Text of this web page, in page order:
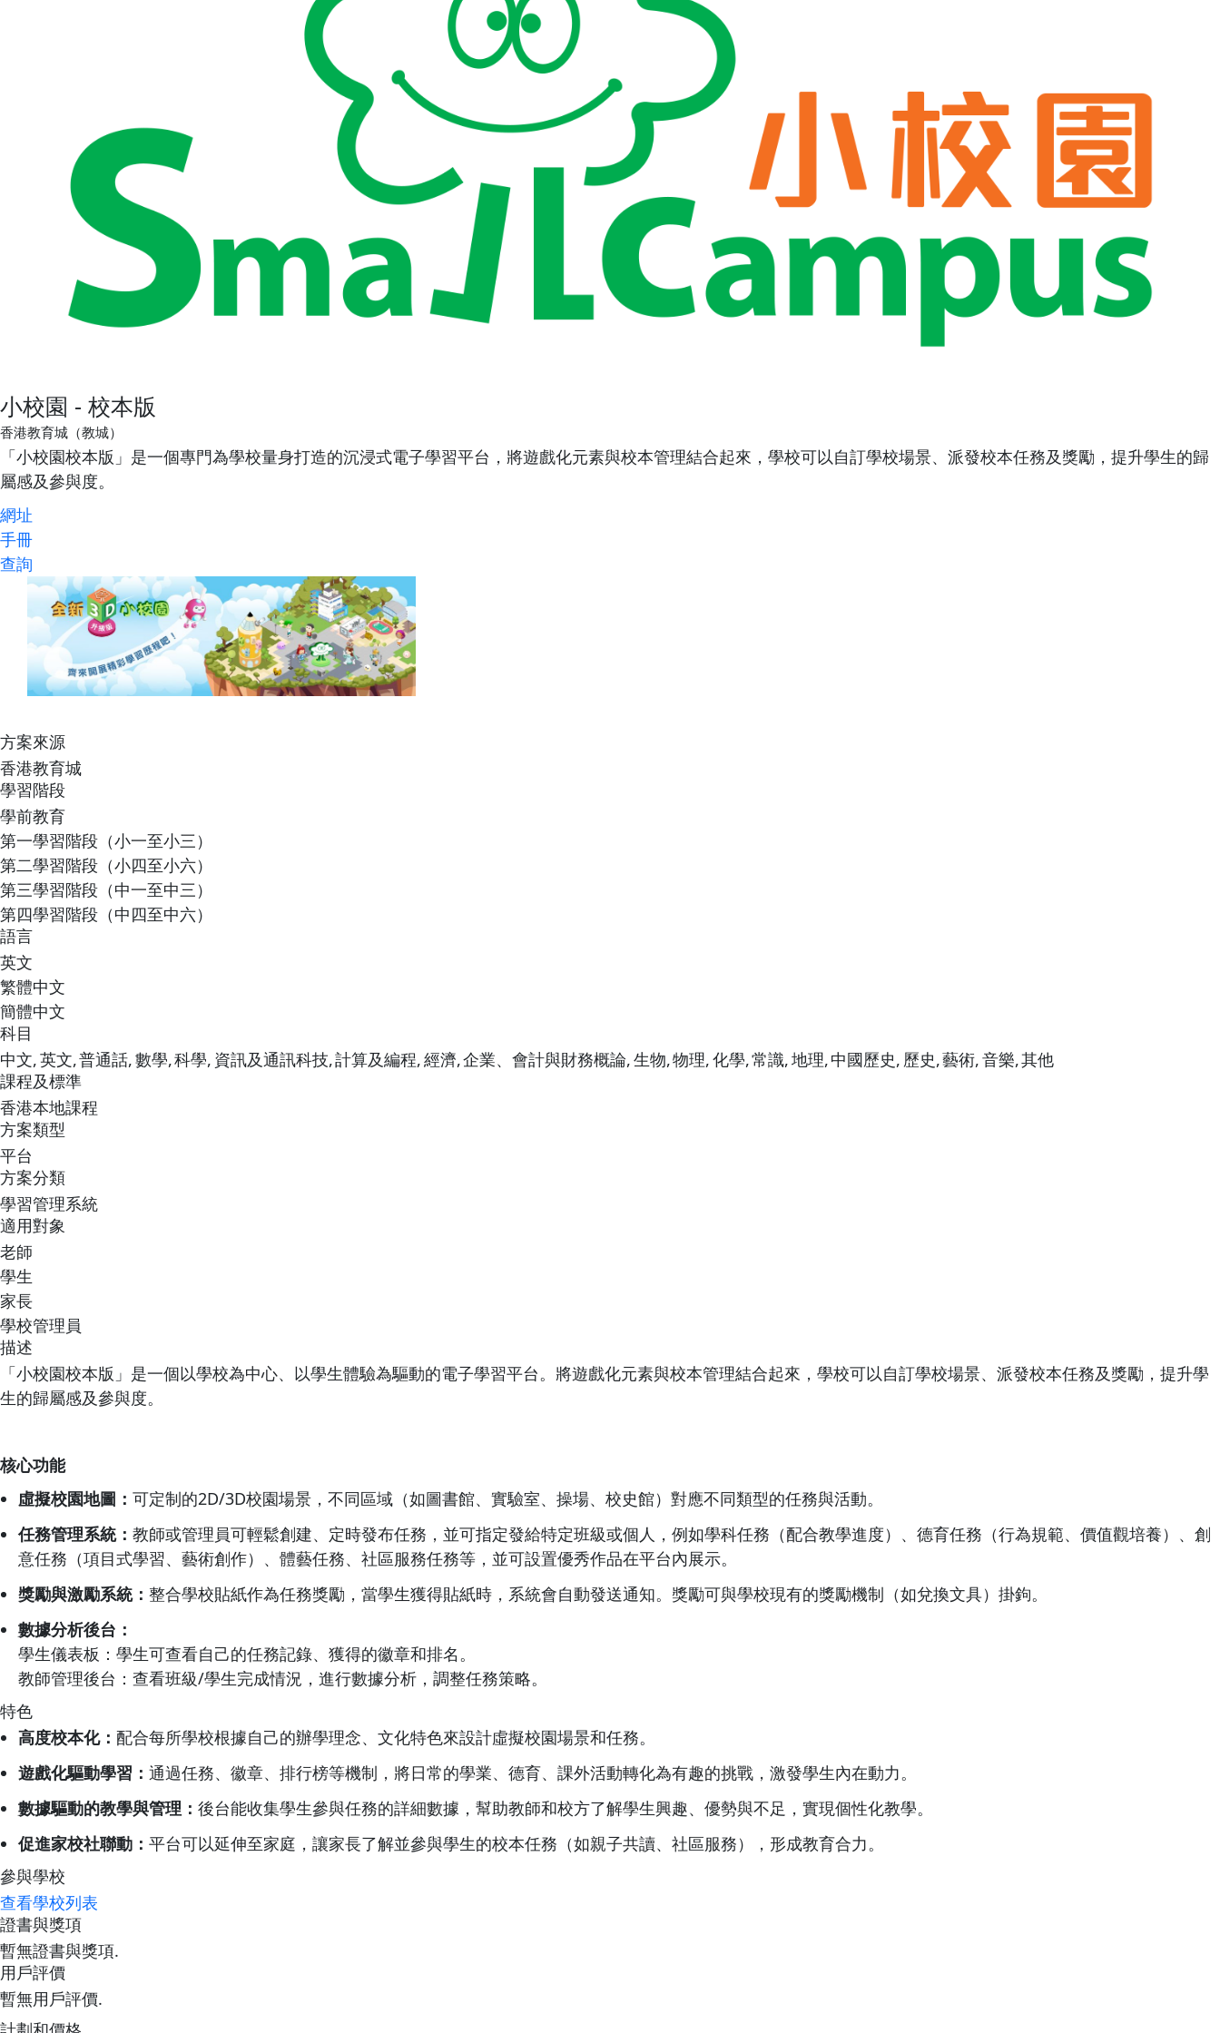
小校園 - 校本版
香港教育城（教城）
「小校園校本版」是一個專門為學校量身打造的沉浸式電子學習平台，將遊戲化元素與校本管理結合起來，學校可以自訂學校場景、派發校本任務及獎勵，提升學生的歸
屬感及參與度。
網址
手冊
查詢
方案來源
香港教育城
學習階段
學前教育
第一學習階段（小一至小三）
第二學習階段（小四至小六）
第三學習階段（中一至中三）
第四學習階段（中四至中六）
語言
英文
繁體中文
簡體中文
科目
中文,英文,普通話,數學,科學, 資訊及通訊科技,計算及編程,經濟,企業、會計與財務概論,生物,物理,化學,常識,地理,中國歷史, 歷史,藝術,音樂,其他
課程及標準
香港本地課程
方案類型
平台
方案分類
學習管理系統
適用對象
老師
學生
家長
學校管理員
描述
「小校園校本版」是一個以學校為中心、以學生體驗為驅動的電子學習平台。將遊戲化元素與校本管理結合起來，學校可以自訂學校場景、派發校本任務及獎勵，提升學
生的歸屬感及參與度。
核心功能
虛擬校園地圖： 可定制的2D/3D校園場景，不同區域（如圖書館、實驗室、操場、校史館）對應不同類型的任務與活動。
任務管理系統： 教師或管理員可輕鬆創建、定時發布任務，並可指定發給特定班級或個人，例如學科任務（配合教學進度）、德育任務（行為規範、價值觀培養）、創
意任務（項目式學習、藝術創作）、體藝任務、社區服務任務等，並可設置優秀作品在平台內展示。
獎勵與激勵系統： 整合學校貼紙作為任務獎勵，當學生獲得貼紙時，系統會自動發送通知。獎勵可與學校現有的獎勵機制（如兌換文具）掛鉤。
數據分析後台：
學生儀表板：學生可查看自己的任務記錄、獲得的徽章和排名。
教師管理後台：查看班級/學生完成情況，進行數據分析，調整任務策略。
特色
高度校本化： 配合每所學校根據自己的辦學理念、文化特色來設計虛擬校園場景和任務。
遊戲化驅動學習： 通過任務、徽章、排行榜等機制，將日常的學業、德育、課外活動轉化為有趣的挑戰，激發學生內在動力。
數據驅動的教學與管理： 後台能收集學生參與任務的詳細數據，幫助教師和校方了解學生興趣、優勢與不足，實現個性化教學。
促進家校社聯動： 平台可以延伸至家庭，讓家長了解並參與學生的校本任務（如親子共讀、社區服務），形成教育合力。
參與學校
查看學校列表
證書與獎項
暫無證書與獎項.
用戶評價
暫無用戶評價.